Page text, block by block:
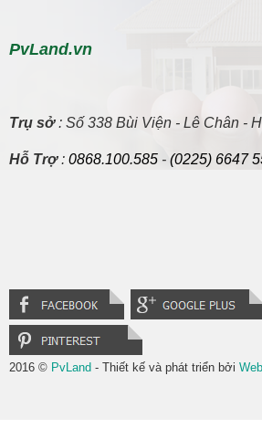
PvLand.vn
Trụ sở: Số 338 Bùi Viện - Lê Chân -
Hỗ Trợ: 0868.100.585 - (0225) 6647
2016 © PvLand - Thiết kế và phát triển bởi